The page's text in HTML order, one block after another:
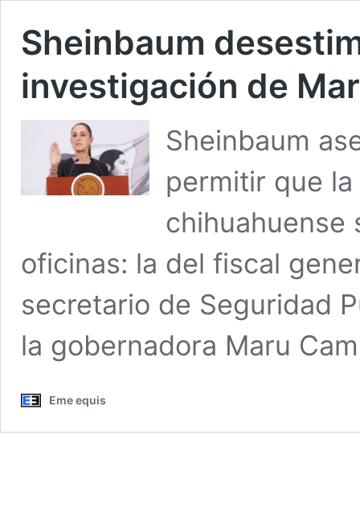
Sheinbaum
investigación de
Sheinbaum
permitir que
chihuahuense
oficinas: la del fiscal
secretario de Seguridad
la gobernadora Maru
Eme equis